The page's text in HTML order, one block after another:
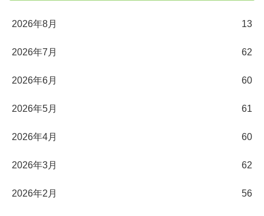
2026年8月 13
2026年7月 62
2026年6月 60
2026年5月 61
2026年4月 60
2026年3月 62
2026年2月 56